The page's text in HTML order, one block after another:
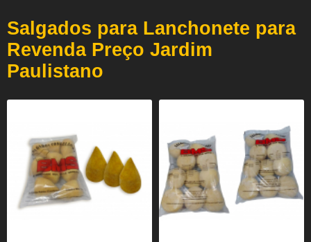
Salgados para Lanchonete para
Revenda Preço Jardim
Paulistano